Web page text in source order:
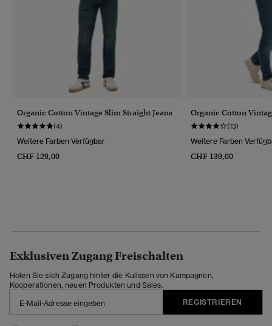
Organic Cotton Vintage Slim Straight Jeans
(4)
Weitere Farben Verfügbar
CHF 129,00
Organic Cotton
(13)
Weitere Farben
CHF 139,00
Exklusiven Zugang Freischalten
Holen Sie sich Zugang hinter die Kulissen von Kampagnen,
Kooperationen, neuen Produkten und Sales.
REGISTRIEREN